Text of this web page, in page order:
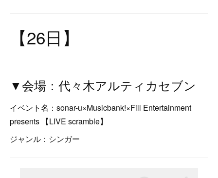
【26日】
▼会場：代々木アルティカセブン
イベント名：sonar-u×Musicbank!×Fill Entertainment
presents 【LIVE scramble】
ジャンル：シンガー